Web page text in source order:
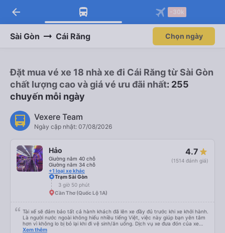
arrow_back -30k
Sài Gòn Cái Răng Chọn ngày
Đặt mua vé xe 18 nhà xe đi Cái Răng từ Sài Gòn
chất lượng cao và giá vé ưu đãi nhất: 255
chuyến mỗi ngày
Vexere Team
Ngày cập nhật: 07/08/2026
Hảo
Giường nằm 40 chỗ
Giường nằm 34 chỗ
+1 loại xe khác
4.7
(1514 đánh giá)
Trạm Sài Gòn
3 giờ 50 phút
Cần Thơ (Quốc Lộ 1A)
Tài xế sẽ đảm bảo tất cả hành khách đã lên xe đầy đủ trước khi xe khởi hành.
Là người nước ngoài không hiểu nhiều tiếng Việt, việc này giúp bạn yên tâm
hơn vì không lo bị bỏ lại khi đi vệ sinh/ăn uống. Dịch vụ xe đưa đón của xe
buýt Hảo cũng là một điểm cộng, đưa bạn từ bến xe đến chỗ ở MIỄN PHÍ!
Xem thêm